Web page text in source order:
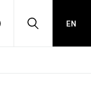
HLEDAT
EN